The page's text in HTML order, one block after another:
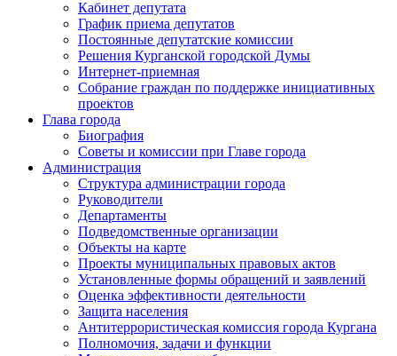
Кабинет депутата
График приема депутатов
Постоянные депутатские комиссии
Решения Курганской городской Думы
Интернет-приемная
Собрание граждан по поддержке инициативных
проектов
Глава города
Биография
Советы и комиссии при Главе города
Администрация
Структура администрации города
Руководители
Департаменты
Подведомственные организации
Объекты на карте
Проекты муниципальных правовых актов
Установленные формы обращений и заявлений
Оценка эффективности деятельности
Защита населения
Антитеррористическая комиссия города Кургана
Полномочия, задачи и функции